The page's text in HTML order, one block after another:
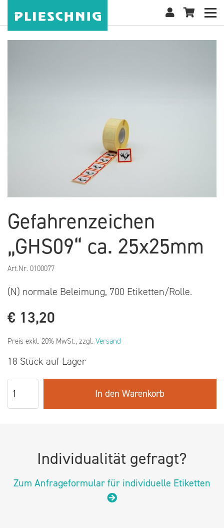
Gefahrenzeichen
„GHS09“ ca. 25x25mm
Art.Nr. 0100077
(N) normale Beleimung, 700 Etiketten/Rolle.
€ 13,20
Preis exkl. 20% MwSt., zzgl. Versand
18 Stück auf Lager
In den Warenkorb
Individualität gefragt?
Zum Anfrageformular für individuelle Etiketten